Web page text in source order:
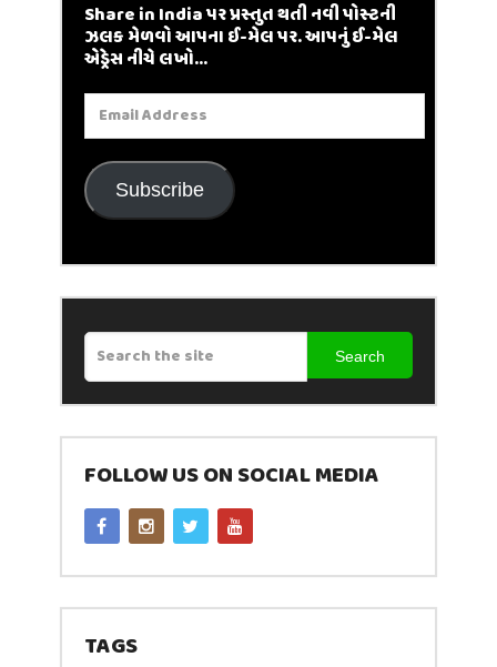
Share in India પર પ્રસ્તુત થતી નવી પોસ્ટની
ઝલક મેળવો આપના ઈ-મેલ પર. આપનું ઈ-મેલ
એડ્રેસ નીચે લખો...
Email
Address
Subscribe
Search
FOLLOW US ON SOCIAL MEDIA
TAGS